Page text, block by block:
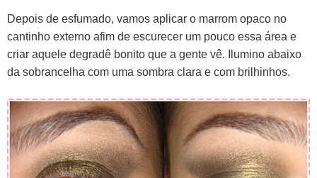
Depois de esfumado, vamos aplicar o marrom opaco no
cantinho externo afim de escurecer um pouco essa área e
criar aquele degradê bonito que a gente vê. Ilumino abaixo
da sobrancelha com uma sombra clara e com brilhinhos.